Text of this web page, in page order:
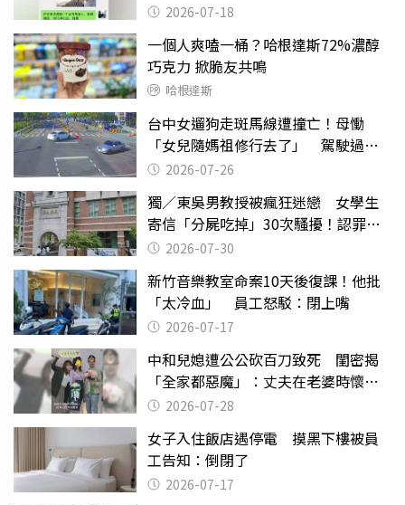
2026-07-18
一個人爽嗑一桶？哈根達斯72%濃醇
巧克力 掀脆友共鳴
哈根達斯
台中女遛狗走斑馬線遭撞亡！母慟
「女兒隨媽祖修行去了」 駕駛過失
致死判9月
2026-07-26
獨／東吳男教授被瘋狂迷戀 女學生
寄信「分屍吃掉」30次騷擾！認罪免
關 2026-07-30
新竹音樂教室命案10天後復課！他批
「太冷血」 員工怒駁：閉上嘴
2026-07-17
中和兒媳遭公公砍百刀致死 閨密揭
「全家都惡魔」：丈夫在老婆時懷孕
摔東西
2026-07-28
女子入住飯店遇停電 摸黑下樓被員
工告知：倒閉了
2026-07-17